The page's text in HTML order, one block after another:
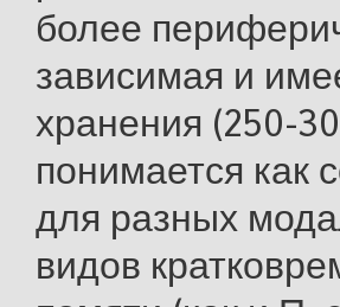
более
зависимая и
хранения (250-
понимается как
для разных
видов